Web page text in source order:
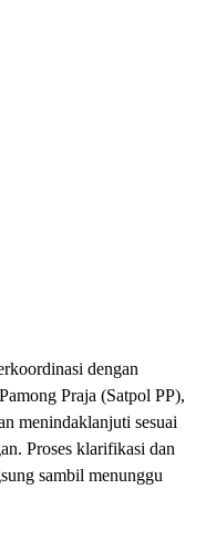
dengan
Praja (Satpol PP),
menindaklanjuti sesuai
Proses klarifikasi dan
sambil menunggu